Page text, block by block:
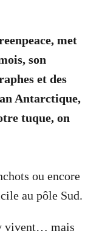
met
son
et des
Antarctique,
tuque, on
ou encore
au pôle Sud.
vivent… mais